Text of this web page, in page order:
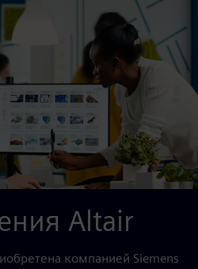
Altair
компанией Siemens